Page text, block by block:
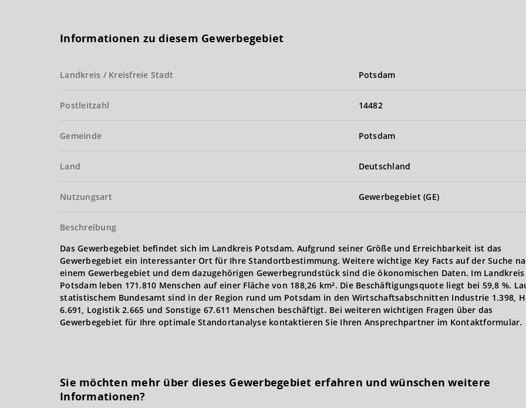
Informationen zu diesem Gewerbegebiet
Landkreis / Kreisfreie Stadt Potsdam
Postleitzahl 14482
Gemeinde Potsdam
Land Deutschland
Nutzungsart Gewerbegebiet (GE)
Beschreibung
Das Gewerbegebiet befindet sich im Landkreis Potsdam. Aufgrund seiner Größe und Erreichbarkeit ist das
Gewerbegebiet ein interessanter Ort für Ihre Standortbestimmung. Weitere wichtige Key Facts auf der Suche
einem Gewerbegebiet und dem dazugehörigen Gewerbegrundstück sind die ökonomischen Daten. Im Landkreis
Potsdam leben 171.810 Menschen auf einer Fläche von 188,26 km². Die Beschäftigungsquote liegt bei 59,8 %.
statistischem Bundesamt sind in der Region rund um Potsdam in den Wirtschaftsabschnitten Industrie 1.398,
6.691, Logistik 2.665 und Sonstige 67.611 Menschen beschäftigt. Bei weiteren wichtigen Fragen über das
Gewerbegebiet für Ihre optimale Standortanalyse kontaktieren Sie Ihren Ansprechpartner im Kontaktformular.
Sie möchten mehr über dieses Gewerbegebiet erfahren und wünschen weitere
Informationen?